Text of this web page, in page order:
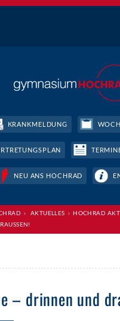
KRANKMELDUNG
NEU ANS HOCHRAD
› AKTUELLES ›HOCHRAD
– drinnen und